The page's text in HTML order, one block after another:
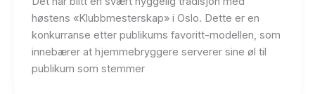
høstens «Klubbmesterskap» i Oslo. Dette er en
konkurranse etter publikums favoritt-modellen, som
innebærer at hjemmebryggere serverer sine øl til
publikum som stemmer